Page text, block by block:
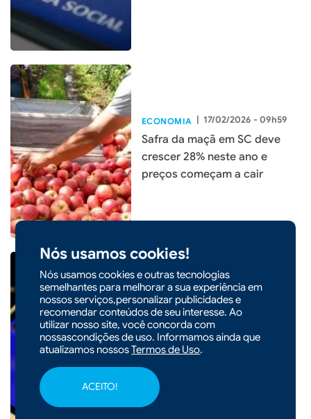
Nós usamos cookies!
Nós usamos cookies e outras tecnologias
semelhantes para melhorar a sua experiência em
nossos serviços,personalizar publicidades e
recomendar conteúdos de seu interesse. Ao
utilizar nosso site, você concorda com
nossascondições de uso. Informamos ainda que
atualizamos nossosTermos de Uso.
ACEITO!
ECONOMIA | 17/02/2026 - 09h59
Safra da maçã em SC deve
crescer 28% neste ano e
preços começam a cair
ECONOMIA | 16/02/2026 - 08h53
Firjan alerta para impacto de
R$ 180 bilhões com fim da